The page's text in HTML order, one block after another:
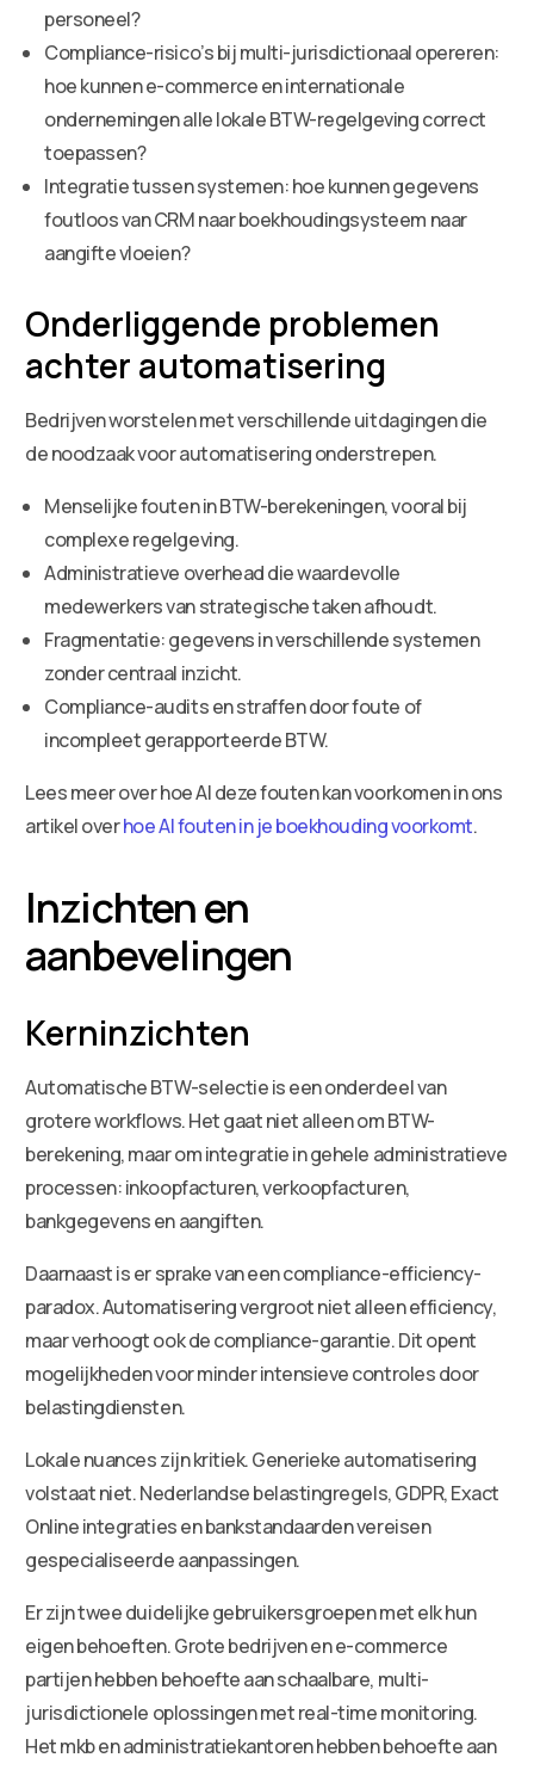
personeel?
Compliance-risico’s bij multi-jurisdictionaal opereren:
hoe kunnen e-commerce en internationale
ondernemingen alle lokale BTW-regelgeving correct
toepassen?
Integratie tussen systemen: hoe kunnen gegevens
foutloos van CRM naar boekhoudingsysteem naar
aangifte vloeien?
Onderliggende problemen
achter automatisering
Bedrijven worstelen met verschillende uitdagingen die
de noodzaak voor automatisering onderstrepen.
Menselijke fouten in BTW-berekeningen, vooral bij
complexe regelgeving.
Administratieve overhead die waardevolle
medewerkers van strategische taken afhoudt.
Fragmentatie: gegevens in verschillende systemen
zonder centraal inzicht.
Compliance-audits en straffen door foute of
incompleet gerapporteerde BTW.
Lees meer over hoe AI deze fouten kan voorkomen in ons
artikel overhoe AI fouten in je boekhouding voorkomt.
Inzichten en
aanbevelingen
Kerninzichten
Automatische BTW-selectie is een onderdeel van
grotere workflows. Het gaat niet alleen om BTW-
berekening, maar om integratie in gehele administratieve
processen: inkoopfacturen, verkoopfacturen,
bankgegevens en aangiften.
Daarnaast is er sprake van een compliance-efficiency-
paradox. Automatisering vergroot niet alleen efficiency,
maar verhoogt ook de compliance-garantie. Dit opent
mogelijkheden voor minder intensieve controles door
belastingdiensten.
Lokale nuances zijn kritiek. Generieke automatisering
volstaat niet. Nederlandse belastingregels, GDPR, Exact
Online integraties en bankstandaarden vereisen
gespecialiseerde aanpassingen.
Er zijn twee duidelijke gebruikersgroepen met elk hun
eigen behoeften. Grote bedrijven en e-commerce
partijen hebben behoefte aan schaalbare, multi-
jurisdictionele oplossingen met real-time monitoring.
Het mkb en administratiekantoren hebben behoefte aan